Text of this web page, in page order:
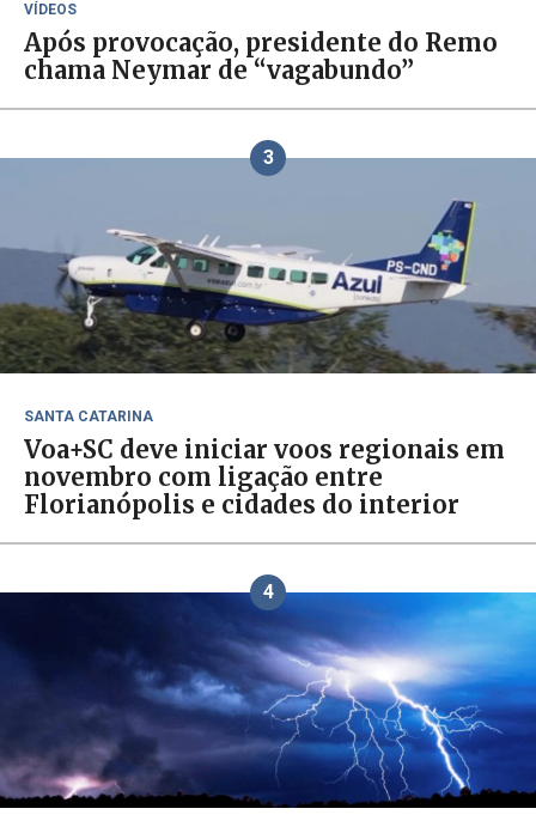
VÍDEOS
Após provocação, presidente do Remo
chama Neymar de “vagabundo”
3
SANTA CATARINA
Voa+SC deve iniciar voos regionais em
novembro com ligação entre
Florianópolis e cidades do interior
4